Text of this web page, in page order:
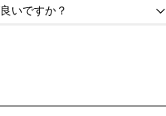
いですか？ 